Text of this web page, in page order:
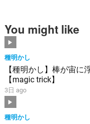
You might like
種明かし
【種明かし】棒が宙に
【magic trick】
3日 ago
種明かし